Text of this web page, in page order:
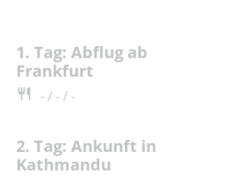
1. Tag: Abflug ab
Frankfurt
- / - / -
2. Tag: Ankunft in
Kathmandu